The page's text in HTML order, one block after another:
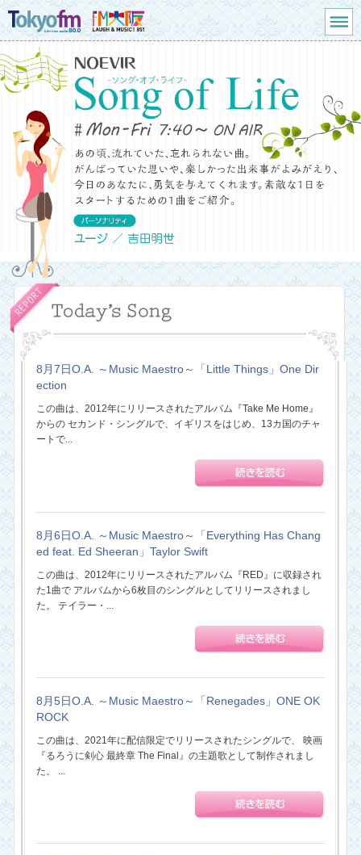
8月7日O.A. ～Music Maestro～「Little Things」One Dir
ection
この曲は、2012年にリリースされたアルバム『Take Me Home』
からの セカンド・シングルで、イギリスをはじめ、13カ国のチャ
ートで...
8月6日O.A. ～Music Maestro～「Everything Has Chang
ed feat. Ed Sheeran」Taylor Swift
この曲は、2012年にリリースされたアルバム『RED』に収録され
た1曲で アルバムから6枚目のシングルとしてリリースされまし
た。 テイラー・...
8月5日O.A. ～Music Maestro～「Renegades」ONE OK
ROCK
この曲は、2021年に配信限定でリリースされたシングルで、 映画
『るろうに剣心 最終章 The Final』の主題歌として制作されまし
た。 ...